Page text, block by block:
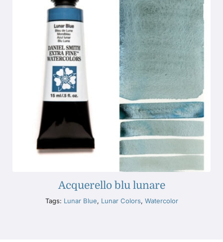
Acquerello blu lunare
Tags: Lunar Blue, Lunar Colors, Watercolor